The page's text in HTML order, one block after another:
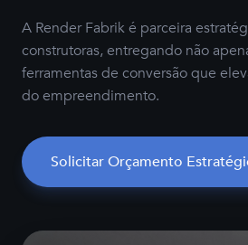
A Render Fabrik é parceira
construtoras, entregando não
ferramentas de conversão que
do empreendimento.
Solicitar Orçamento